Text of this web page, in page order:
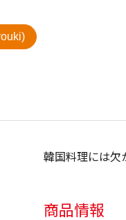
品のCSR
韓国料理には欠
商品情報